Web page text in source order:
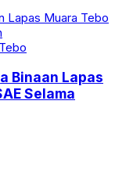
Tebo
Binaan Lapas
Selama